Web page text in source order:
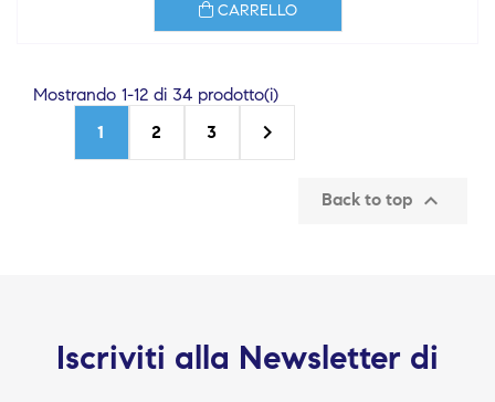
CARRELLO
Mostrando 1-12 di 34 prodotto(i)
1
2 3 
Back to top 
Iscriviti alla Newsletter di